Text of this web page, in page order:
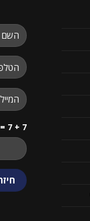
7 + 7 = ?